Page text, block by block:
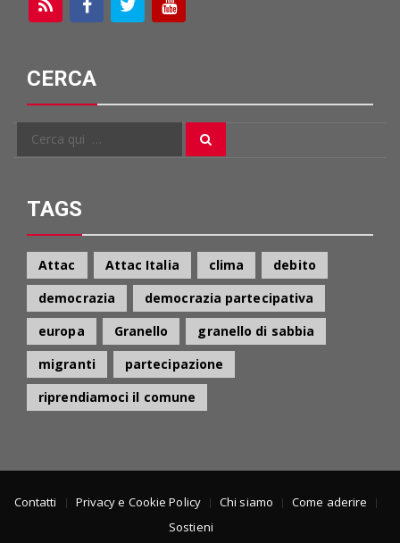
CERCA
Cerca
TAGS
Attac Attac Italia clima
debito
democrazia
democrazia partecipativa
europa
Granello
granello di sabbia
migranti
partecipazione
riprendiamoci il comune
Contatti Privacy e Cookie Policy Chi siamo
Come aderire
Sostieni